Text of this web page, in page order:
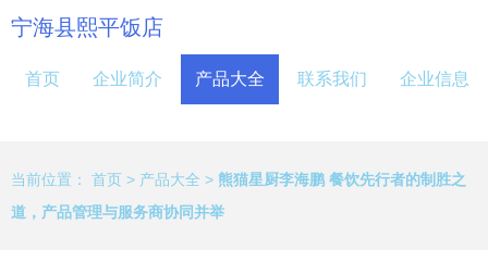
宁海县熙平饭店
首页 企业简介 产品大全 联系我们 企业信息
当前位置： 首页 > 产品大全 > 熊猫星厨李海鹏 餐饮先行者的制胜之
道，产品管理与服务商协同并举